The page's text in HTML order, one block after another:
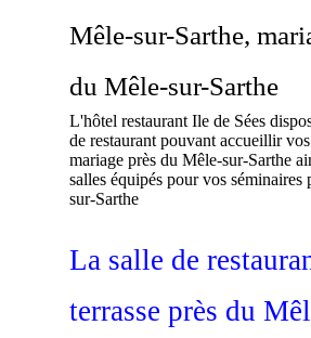
Mêle-sur-Sarthe,
du Mêle-sur-Sarthe
L'hôtel restaurant Ile de Sées
de restaurant pouvant accueillir
mariage près du Mêle-sur-Sarthe
salles équipés pour vos séminaires
sur-Sarthe
La salle de
terrasse près du